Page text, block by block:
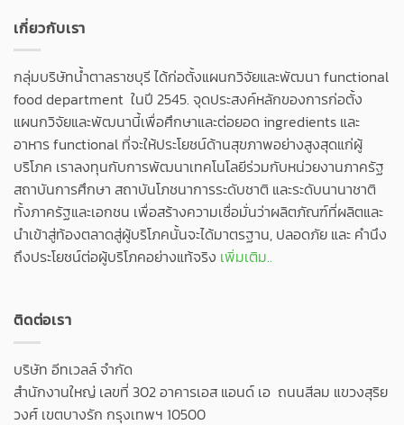
เกี่ยวกับเรา
กลุ่มบริษัทน้ำตาลราชบุรี ได้ก่อตั้งแผนกวิจัยและพัฒนา functional
food department ในปี 2545. จุดประสงค์หลักของการก่อตั้ง
แผนกวิจัยและพัฒนานี้เพื่อศึกษาและต่อยอด ingredients และ
อาหาร functional ที่จะให้ประโยชน์ด้านสุขภาพอย่างสูงสุดแก่ผู้
บริโภค เราลงทุนกับการพัฒนาเทคโนโลยีร่วมกับหน่วยงานภาครัฐ
สถาบันการศึกษา สถาบันโภชนาการระดับชาติ และระดับนานาชาติ
ทั้งภาครัฐและเอกชน เพื่อสร้างความเชื่อมั่นว่าผลิตภัณฑ์ที่ผลิตและ
นำเข้าสู่ท้องตลาดสู่ผู้บริโภคนั้นจะได้มาตรฐาน, ปลอดภัย และ คำนึง
ถึงประโยชน์ต่อผู้บริโภคอย่างแท้จริง เพิ่มเติม..
ติดต่อเรา
บริษัท อีทเวลล์ จำกัด
สำนักงานใหญ่ เลขที่ 302 อาคารเอส แอนด์ เอ ถนนสีลม แขวงสุริย
วงศ์ เขตบางรัก กรุงเทพฯ 10500